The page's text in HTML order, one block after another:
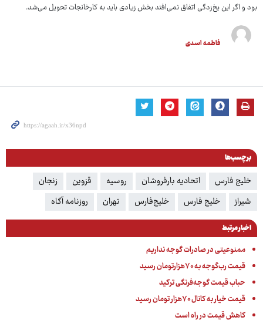
بود و اگر این یخ‌زدگی اتفاق نمی‌افتد بخش زیادی باید به کارخانجات تحویل می‌شد. ‌
فاطمه اسدی
برچسب‌ها
خلیج فارس‌ اتحادیه بارفروشان روسیه قزوین‌
زنجان
شیراز
خلیج فارس خلیج‌فارس تهران روزنامه آگاه
اخبار مرتبط
ممنوعیتی در صادرات گوجه نداریم
قیمت رب‌گوجه به ۷۰هزارتومان رسید
حباب قیمت گوجه‌فرنگی ترکید
قیمت خیار به کانال ۷۰هزار تومان رسید
کاهش قیمت در راه است